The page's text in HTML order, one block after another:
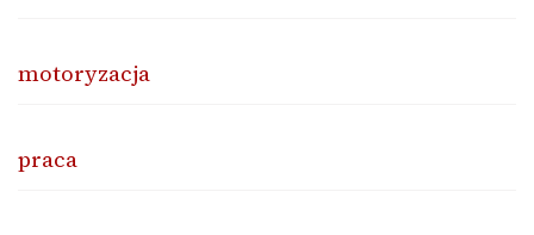
motoryzacja
praca